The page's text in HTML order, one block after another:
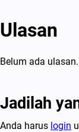
Ulasan
Belum ada ulasan.
Jadilah
Anda harus login